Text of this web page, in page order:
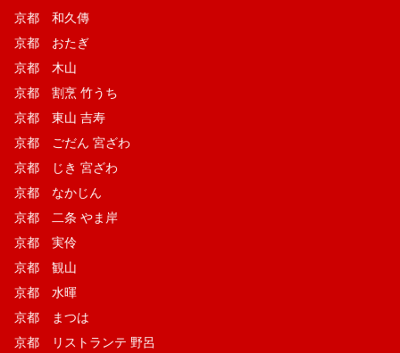
京都 和久傳
京都 おたぎ
京都 木山
京都 割烹 竹うち
京都 東山 吉寿
京都 ごだん 宮ざわ
京都 じき 宮ざわ
京都 なかじん
京都 二条 やま岸
京都 実伶
京都 観山
京都 水暉
京都 まつは
京都 リストランテ 野呂